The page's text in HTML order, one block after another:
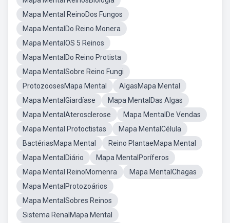
Mapa Mental ReinoDos Fungos
Mapa MentalDo Reino Monera
Mapa MentalOS 5 Reinos
Mapa MentalDo Reino Protista
Mapa MentalSobre Reino Fungi
ProtozoosesMapa Mental
AlgasMapa Mental
Mapa MentalGiardíase
Mapa MentalDas Algas
Mapa MentalAterosclerose
Mapa MentalDe Vendas
Mapa Mental Protoctistas
Mapa MentalCélula
BactériasMapa Mental
Reino PlantaeMapa Mental
Mapa MentalDiário
Mapa MentalPoríferos
Mapa Mental ReinoMomenra
Mapa MentalChagas
Mapa MentalProtozoários
Mapa MentalSobres Reinos
Sistema RenalMapa Mental